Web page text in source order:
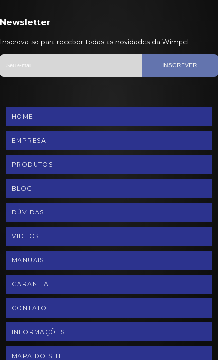
Newsletter
Inscreva-se para receber todas as novidades da Wimpel
INSCREVER
HOME
EMPRESA
PRODUTOS
BLOG
DÚVIDAS
VÍDEOS
MANUAIS
GARANTIA
CONTATO
INFORMAÇÕES
MAPA DO SITE